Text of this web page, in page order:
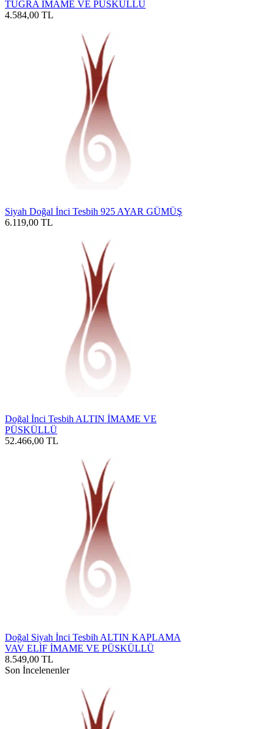
TUĞRA İMAME VE PÜSKÜLLÜ
4.584,00 TL
Siyah Doğal İnci Tesbih 925 AYAR GÜMÜŞ
6.119,00 TL
Doğal İnci Tesbih ALTIN İMAME VE
PÜSKÜLLÜ
52.466,00 TL
Doğal Siyah İnci Tesbih ALTIN KAPLAMA
VAV ELİF İMAME VE PÜSKÜLLÜ
8.549,00 TL
Son İncelenenler